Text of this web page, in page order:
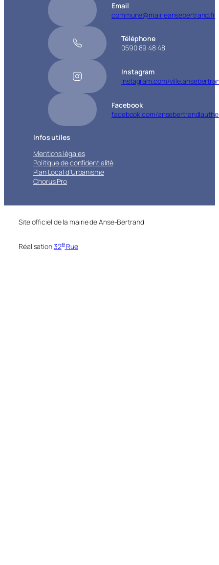
Email
commune@mairieansebertrand.fr
Téléphone
0590 89 48 48
Instagram
instagram.com/
Facebook
facebook.com/
Infos utiles
Mentions légales
Politique de confidentialité
Plan Local d’Urbanisme
Chorus Pro
Site officiel de la mairie de Anse-Bertrand
Réalisation32eRue